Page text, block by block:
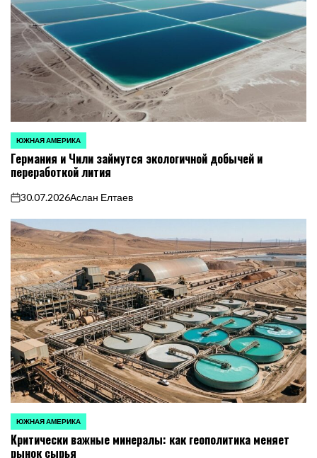
ОПУБЛИКОВАНО
В
ЮЖНАЯ АМЕРИКА
Германия и Чили займутся экологичной добычей и
переработкой лития
on
30.07.2026Аслан Елтаев
ОПУБЛИКОВАНО
В
ЮЖНАЯ АМЕРИКА
Критически важные минералы: как геополитика меняет
рынок сырья